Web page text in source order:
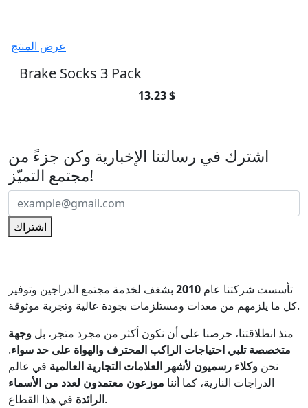
عرض المنتج
Brake Socks 3 Pack
13.23 $
اشترك في رسالتنا الإخبارية وكن جزءً من
مجتمع التميّز!
اشتراك
تأسست شركتنا عام 2010 بشغف لخدمة مجتمع الدراجين وتوفير
كل ما يلزمهم من معدات ومستلزمات بجودة عالية وتجربة موثوقة.
منذ انطلاقتنا، حرصنا على أن نكون أكثر من مجرد متجر، بل وجهة
متخصصة تلبي احتياجات الراكب المحترف والهواة على حد سواء.
نحن وكلاء رسميون لأشهر العلامات التجارية العالمية في عالم
الدراجات النارية، كما أننا موزعون معتمدون لعدد من الأسماء
الرائدةفي هذا القطاع.